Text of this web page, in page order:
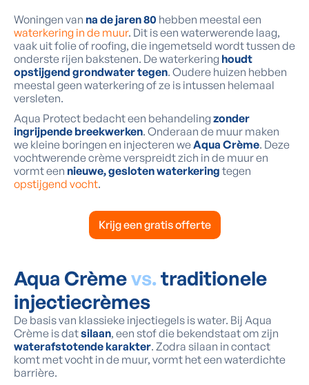
Woningen van na de jaren 80 hebben meestal een
waterkering in de muur. Dit is een waterwerende laag,
vaak uit folie of roofing, die ingemetseld wordt tussen de
onderste rijen bakstenen. De waterkering houdt
opstijgend grondwater tegen. Oudere huizen hebben
meestal geen waterkering of ze is intussen helemaal
versleten.
Aqua Protect bedacht een behandeling zonder
ingrijpende breekwerken. Onderaan de muur maken
we kleine boringen en injecteren weAqua Crème. Deze
vochtwerende crème verspreidt zich in de muur en
vormt een nieuwe, gesloten waterkering tegen
opstijgend vocht.
Krijg een gratis offerte
Aqua Crèmevs.traditionele
injectiecrèmes
De basis van klassieke injectiegels is water. Bij Aqua
Crème is datsilaan, een stof die bekendstaat om zijn
waterafstotende karakter. Zodra silaan in contact
komt met vocht in de muur, vormt het een waterdichte
barrière.